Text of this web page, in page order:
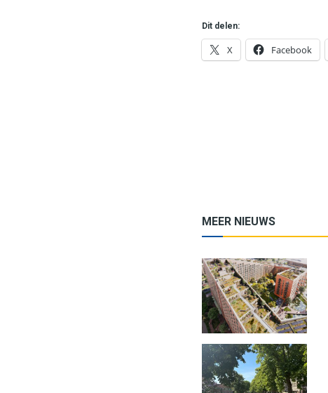
Dit delen:
X Facebook
MEER NIEUWS